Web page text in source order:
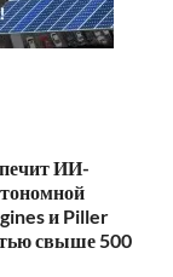
ИИ-
и Piller
свыше 500